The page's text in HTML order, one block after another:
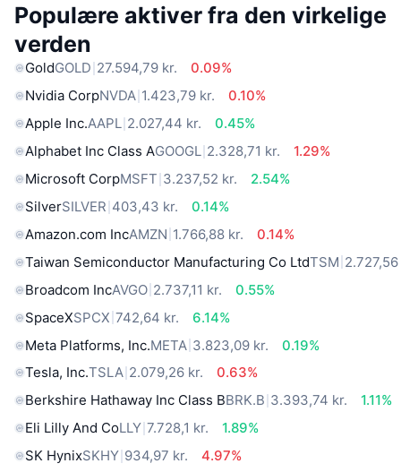
Populære aktiver fra den virkelige
verden
GoldGOLD 27.594,79 kr.
0.09%
Nvidia CorpNVDA 1.423,79 kr.
0.10%
Apple Inc.AAPL 2.027,44 kr.
0.45%
Alphabet Inc Class AGOOGL 2.328,71 kr.
1.29%
Microsoft CorpMSFT 3.237,52 kr.
2.54%
SilverSILVER 403,43 kr.
0.14%
Amazon.com IncAMZN 1.766,88 kr.
0.14%
Taiwan Semiconductor Manufacturing Co LtdTSM
Broadcom IncAVGO 2.737,11 kr.
0.55%
SpaceXSPCX 742,64 kr.
6.14%
Meta Platforms, Inc.META 3.823,09 kr.
0.19%
Tesla, Inc.TSLA 2.079,26 kr.
0.63%
Berkshire Hathaway Inc Class BBRK.B 3.393,74 kr.
1.11%
Eli Lilly And CoLLY 7.728,1 kr.
1.89%
SK HynixSKHY 934,97 kr.
4.97%